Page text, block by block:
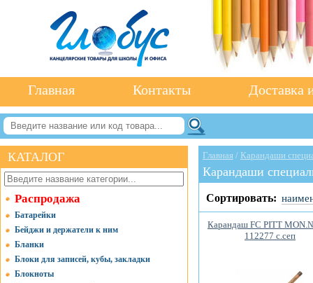
Главная Контакты Доставка
КАТАЛОГ
Распродажа
Батарейки
Бейджи и держатели к ним
Бланки
Блоки для записей, кубы, закладки
Блокноты
Главная / Карандаши
Карандаши
Сортировать:
Карандаш FC PITT
112277 c.сеп